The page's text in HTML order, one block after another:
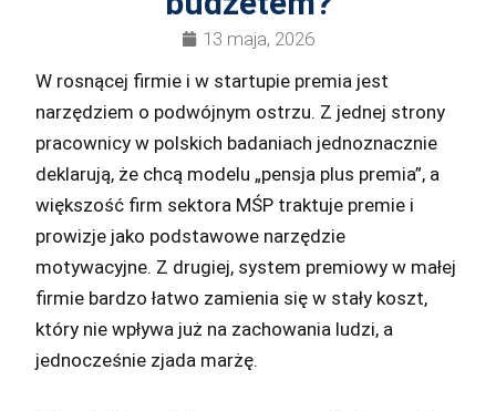
13 maja, 2026
W rosnącej firmie i w startupie premia jest
narzędziem o podwójnym ostrzu. Z jednej strony
pracownicy w polskich badaniach jednoznacznie
deklarują, że chcą modelu „pensja plus premia”, a
większość firm sektora MŚP traktuje premie i
prowizje jako podstawowe narzędzie
motywacyjne. Z drugiej, system premiowy w małej
firmie bardzo łatwo zamienia się w stały koszt,
który nie wpływa już na zachowania ludzi, a
jednocześnie zjada marżę.